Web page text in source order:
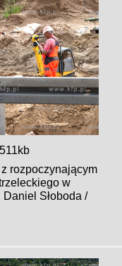
rozpoczynającym
w
Słoboda /